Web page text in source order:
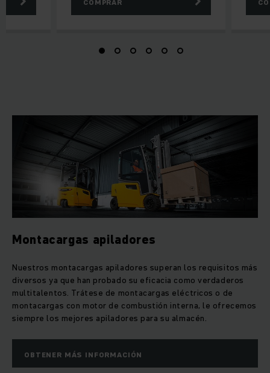
COMPRAR
Montacargas apiladores
Nuestros montacargas apiladores superan los requisitos más
diversos ya que han probado su eficacia como verdaderos
multitalentos. Trátese de montacargas eléctricos o de
montacargas con motor de combustión interna, le ofrecemos
siempre los mejores apiladores para su almacén.
OBTENER MÁS INFORMACIÓN